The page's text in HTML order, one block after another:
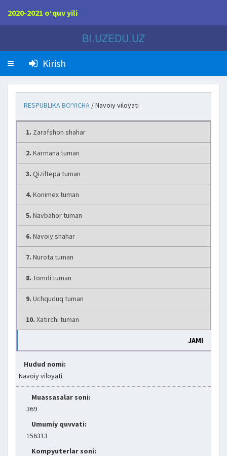
2020-2021 o‘quv yili
BI.UZEDU.UZ
Kirish
RESPUBLIKA BO‘YICHA / Navoiy viloyati
1. Zarafshon shahar
2. Karmana tuman
3. Qiziltepa tuman
4. Konimex tuman
5. Navbahor tuman
6. Navoiy shahar
7. Nurota tuman
8. Tomdi tuman
9. Uchquduq tuman
10. Xatirchi tuman
JAMI
Hudud nomi:
Navoiy viloyati
Muassasalar soni:
369
Umumiy quvvati:
156313
Kompyuterlar soni: